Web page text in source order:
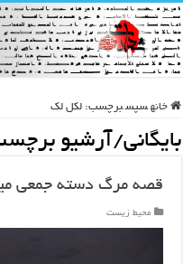
خانه سپس برچسب: لکل لک
بایگانی/آرشیو
قصه مرگ دسته جمعی
محیط زیست